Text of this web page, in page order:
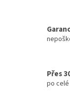
Přes
po celé